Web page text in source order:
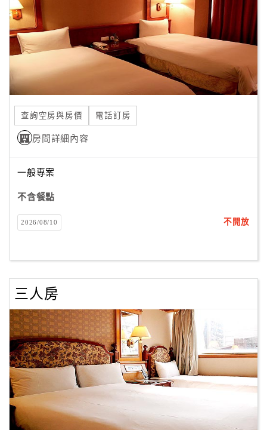
Line
線
上
紅
利
查
訂
房
Q&A
旅
卡
訂
房
請
款
收
據
查詢空房與房價 電話訂房
房間詳細內容
一般專案
不含餐點
2026/08/10 不開放
三人房